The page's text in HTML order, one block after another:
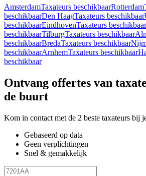
AmsterdamTaxateurs beschikbaarRotterdam
beschikbaarDen HaagTaxateurs beschikbaar
beschikbaarEindhovenTaxateurs beschikbaar
beschikbaarTilburgTaxateurs beschikbaar
beschikbaarBredaTaxateurs beschikbaar
beschikbaarArnhemTaxateurs beschikbaar
beschikbaar
Ontvang offertes van
de buurt
Kom in contact met de 2 beste taxateurs bij
Gebaseerd op data
Geen verplichtingen
Snel & gemakkelijk